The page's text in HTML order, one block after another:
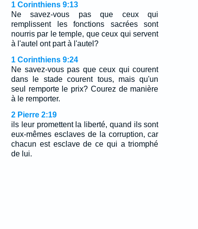
1 Corinthiens 9:13
Ne savez-vous pas que ceux qui
remplissent les fonctions sacrées sont
nourris par le temple, que ceux qui servent
à l'autel ont part à l'autel?
1 Corinthiens 9:24
Ne savez-vous pas que ceux qui courent
dans le stade courent tous, mais qu'un
seul remporte le prix? Courez de manière
à le remporter.
2 Pierre 2:19
ils leur promettent la liberté, quand ils sont
eux-mêmes esclaves de la corruption, car
chacun est esclave de ce qui a triomphé
de lui.